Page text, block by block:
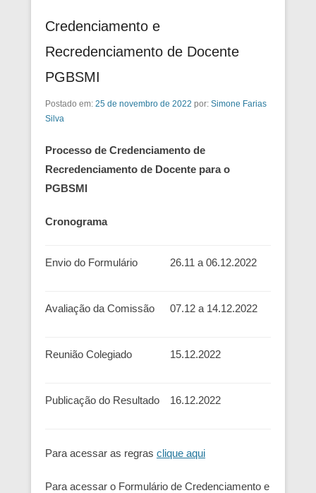
Credenciamento e
Recredenciamento de Docente
PGBSMI
Postado em: 25 de novembro de 2022 por: Simone Farias
Silva
Processo de Credenciamento de
Recredenciamento de Docente para o
PGBSMI
Cronograma
Envio do Formulário 26.11 a 06.12.2022
Avaliação da Comissão 07.12 a 14.12.2022
Reunião Colegiado 15.12.2022
Publicação do Resultado 16.12.2022
Para acessar as regras clique aqui
Para acessar o Formulário de Credenciamento e